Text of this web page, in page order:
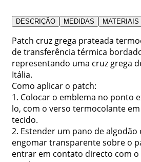
DESCRIÇÃO MEDIDAS MATERIAIS
Patch cruz grega prateada
de transferência térmica
representando uma cruz grega
Itália.
Como aplicar o patch:
1. Colocar o emblema no ponto
lo, com o verso termocolante
tecido.
2. Estender um pano de
engomar transparente sobre o
entrar em contato directo com